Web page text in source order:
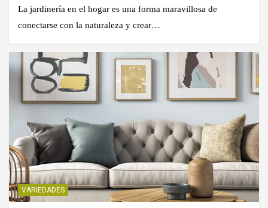
La jardinería en el hogar es una forma maravillosa de
conectarse con la naturaleza y crear…
VARIEDADES